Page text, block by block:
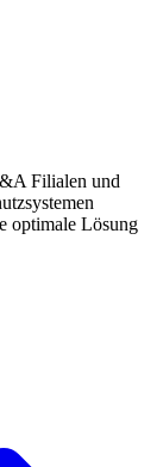
Filialen und
optimale Lösung